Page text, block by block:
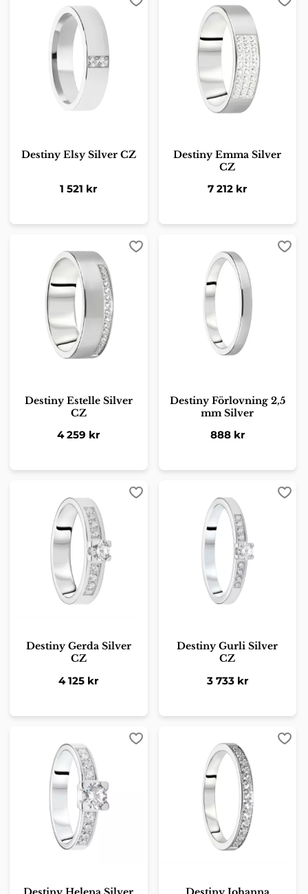
Destiny Elsy Silver CZ
1 521 kr
Lägg till i favoriter
Destiny Emma Silver
CZ
7 212 kr
Destiny Estelle Silver
CZ
4 259 kr
Lägg till i favoriter
Destiny Förlovning 2,5
mm Silver
888kr
Destiny Gerda Silver
CZ
4 125 kr
Lägg till i favoriter
Destiny Gurli Silver
CZ
3 733kr
Lägg till i favoriter